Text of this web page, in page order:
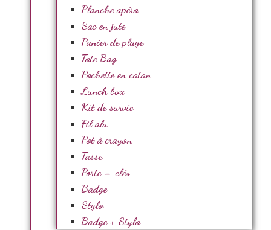
Planche apéro
Sac en jute
Panier de plage
Tote Bag
Pochette en coton
Lunch box
Kit de survie
Fil alu
Pot à crayon
Tasse
Porte – clés
Badge
Stylo
Badge + Stylo